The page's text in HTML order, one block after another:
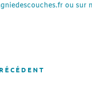
ou sur